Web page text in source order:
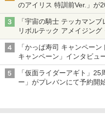
のアイリス 特訓前Ver.」が
「宇宙の騎士 テッカマン
リボルテック アメイジン
「かっぱ寿司 キャンペー
キャンペーン」インタビュ
子どもが楽しめるかっぱ寿
追求
「仮面ライダーアギト」
ー」がプレバンにて予約開